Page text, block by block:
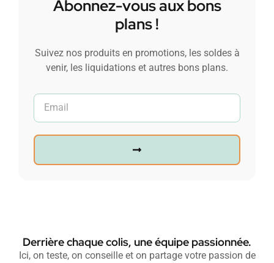
Abonnez-vous aux bons
plans !
Suivez nos produits en promotions, les soldes à
venir, les liquidations et autres bons plans.
Derrière chaque colis, une équipe passionnée.
Ici, on teste, on conseille et on partage votre passion de